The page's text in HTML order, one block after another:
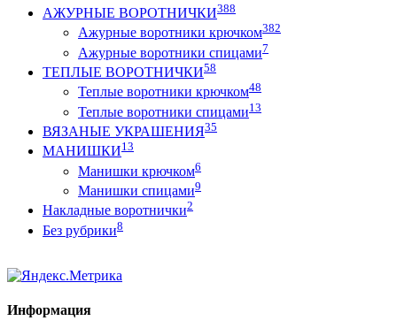
АЖУРНЫЕ ВОРОТНИЧКИ388
Ажурные воротники крючком382
Ажурные воротники спицами7
ТЕПЛЫЕ ВОРОТНИЧКИ58
Теплые воротники крючком48
Теплые воротники спицами13
ВЯЗАНЫЕ УКРАШЕНИЯ35
МАНИШКИ13
Манишки крючком6
Манишки спицами9
Накладные воротнички2
Без рубрики8
Информация